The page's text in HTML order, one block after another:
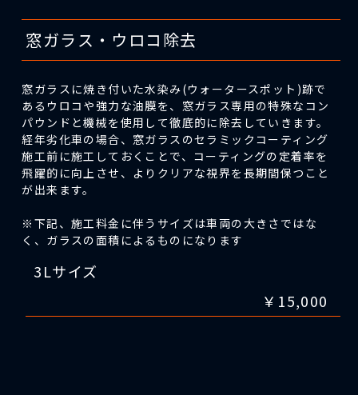
窓ガラス・ウロコ除去
窓ガラスに焼き付いた水染み(ウォータースポット)跡で
あるウロコや強力な油膜を、窓ガラス専用の特殊なコン
パウンドと機械を使用して徹底的に除去していきます。
経年劣化車の場合、窓ガラスのセラミックコーティング
施工前に施工しておくことで、コーティングの定着率を
飛躍的に向上させ、よりクリアな視界を長期間保つこと
が出来ます。
※下記、施工料金に伴うサイズは車両の大きさではな
く、ガラスの面積によるものになります
3Lサイズ
￥15,000